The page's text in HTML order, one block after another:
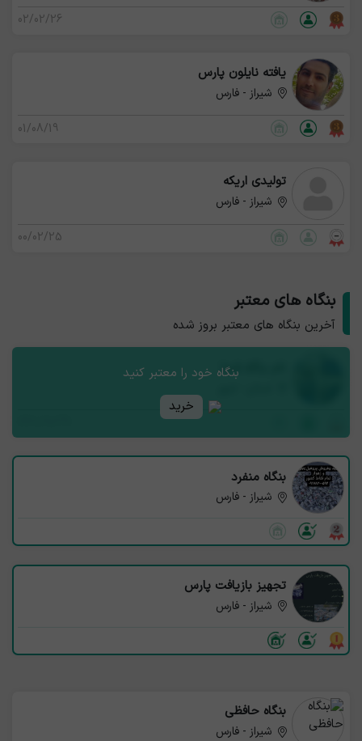
02/02/26
یافته نایلون پارس
شیراز - فارس
01/08/19
تولیدی اريكه
شیراز - فارس
00/02/25
بنگاه های معتبر
آخرین بنگاه های معتبر بروز شده
بنگاه خود را معتبر کنید
خرید
نام بنگاه شما
بنگاه منفرد
شیراز - فارس
تجهیز بازیافت پارس
شیراز - فارس
بنگاه حافظی
شیراز - فارس